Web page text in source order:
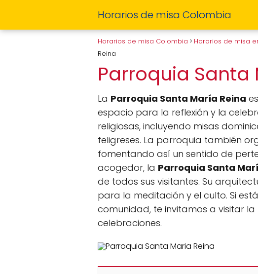
Horarios de misa Colombia
Horarios de misa Colombia Horarios de misa
Reina
Parroquia Santa
La Parroquia Santa María Reina
espacio para la reflexión y la
religiosas, incluyendo misas
feligreses. La parroquia también
fomentando así un sentido de
acogedor, la Parroquia Santa
de todos sus visitantes. Su
para la meditación y el culto. Si
comunidad, te invitamos a visitar la
celebraciones.